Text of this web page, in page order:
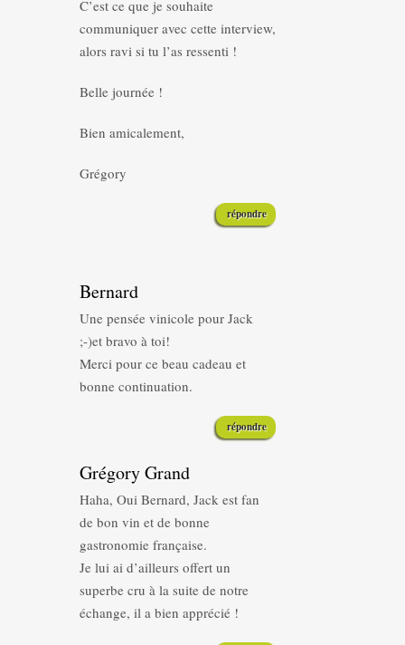
C’est ce que je souhaite
communiquer avec cette interview,
alors ravi si tu l’as ressenti !
Belle journée !
Bien amicalement,
Grégory
répondre
Bernard
Une pensée vinicole pour Jack
;-)et bravo à toi!
Merci pour ce beau cadeau et
bonne continuation.
répondre
Grégory Grand
Haha, Oui Bernard, Jack est fan
de bon vin et de bonne
gastronomie française.
Je lui ai d’ailleurs offert un
superbe cru à la suite de notre
échange, il a bien apprécié !